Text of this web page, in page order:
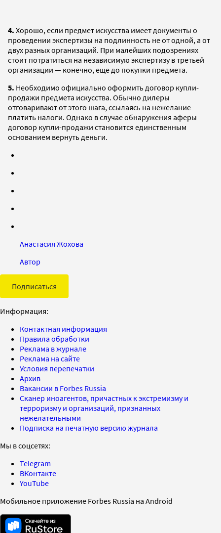
4. Хорошо, если предмет искусства имеет документы о
проведении экспертизы на подлинность не от одной, а от
двух разных организаций. При малейших подозрениях
стоит потратиться на независимую экспертизу в третьей
организации — конечно, еще до покупки предмета.
5. Необходимо официально оформить договор купли-
продажи предмета искусства. Обычно дилеры
отговаривают от этого шага, ссылаясь на нежелание
платить налоги. Однако в случае обнаружения аферы
договор купли-продажи становится единственным
основанием вернуть деньги.
Анастасия Жохова
Автор
Подписаться
Информация:
Контактная информация
Правила обработки
Реклама в журнале
Реклама на сайте
Условия перепечатки
Архив
Вакансии в Forbes Russia
Сканер иноагентов, причастных к экстремизму и
терроризму и организаций, признанных
нежелательными
Подписка на печатную версию журнала
Мы в соцсетях:
Telegram
ВКонтакте
YouTube
Мобильное приложение Forbes Russia на Android